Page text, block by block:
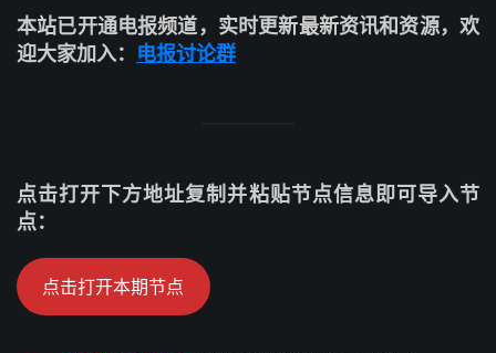
本站已开通电报频道，实时更新最新资讯和资源，欢
迎大家加入： 电报讨论群
点击打开下方地址复制并粘贴节点信息即可导入节
点：
点击打开本期节点